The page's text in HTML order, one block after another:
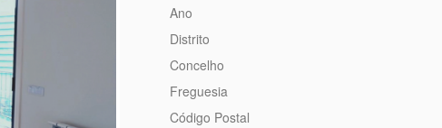
Ano
Distrito
Concelho
Freguesia
Código Postal